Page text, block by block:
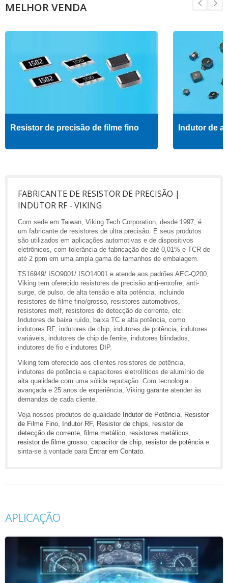
MELHOR VENDA
Resistor de precisão de filme fino Indutor de
FABRICANTE DE RESISTOR DE PRECISÃO |
INDUTOR RF - VIKING
Com sede em Taiwan, Viking Tech Corporation, desde 1997, é
um fabricante de resistores de ultra precisão. E seus produtos
são utilizados em aplicações automotivas e de dispositivos
eletrônicos, com tolerância de fabricação de até 0,01% e TCR de
até 2 ppm em uma ampla gama de tamanhos de embalagem.
TS16949/ ISO9001/ ISO14001 e atende aos padrões AEC-Q200,
Viking tem oferecido resistores de precisão anti-enxofre, anti-
surge, de pulso, de alta tensão e alta potência, incluindo
resistores de filme fino/grosso, resistores automotivos,
resistores melf, resistores de detecção de corrente, etc.
Indutores de baixa ruído, baixa TC e alta potência, como
indutores RF, indutores de chip, indutores de potência, indutores
variáveis, indutores de chip de ferrite, indutores blindados,
indutores de fio e indutores DIP.
Viking tem oferecido aos clientes resistores de potência,
indutores de potência e capacitores eletrolíticos de alumínio de
alta qualidade com uma sólida reputação. Com tecnologia
avançada e 25 anos de experiência, Viking garante atender às
demandas de cada cliente.
Veja nossos produtos de qualidade Indutor de Potência
Resistor
de Filme Fino
Indutor RF, Resistor de chips resistor de
detecção de corrente filme metálico resistores metálicos
resistor de filme grosso capacitor de chip resistor de potência e
sinta-se à vontade para Entrar em Contato
APLICAÇÃO